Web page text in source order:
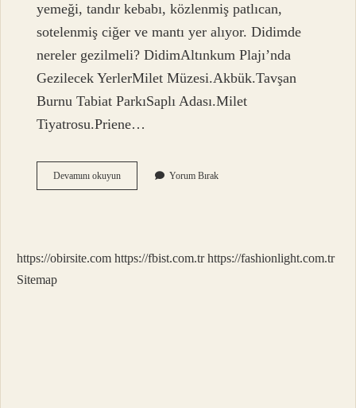
yemeği, tandır kebabı, közlenmiş patlıcan,
sotelenmiş ciğer ve mantı yer alıyor. Didimde
nereler gezilmeli? DidimAltınkum Plajı’nda
Gezilecek YerlerMilet Müzesi.Akbük.Tavşan
Burnu Tabiat ParkıSaplı Adası.Milet
Tiyatrosu.Priene…
Devamını okuyunAydın
Didimin
Yorum Bırak
https://obirsite.com https://fbist.com.tr https://fashionlight.com.tr
Sitemap